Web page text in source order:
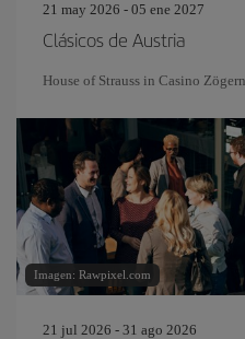
21 may 2026 - 05 ene 2027
Clásicos de Austria
House of Strauss in Casino
Imagen: Rawpixel.com
21 jul 2026 - 31 ago 2026